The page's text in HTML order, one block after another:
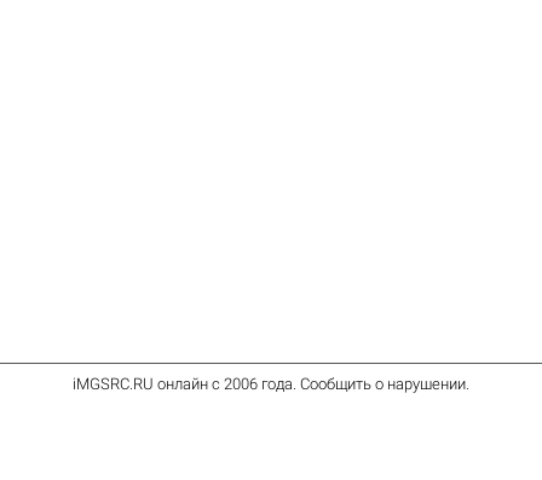
iMGSRC.RU онлайн с 2006 года Сообщить о нарушении